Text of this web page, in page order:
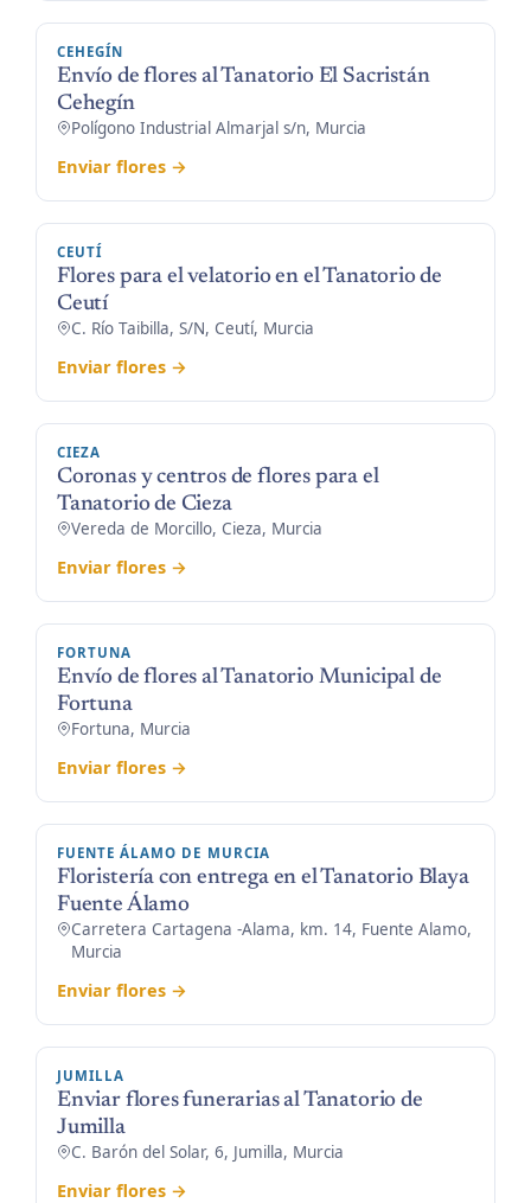
CEHEGÍN
Envío de flores al Tanatorio El Sacristán
Cehegín
Polígono Industrial Almarjal s/n, Murcia
Enviar flores →
CEUTÍ
Flores para el velatorio en el Tanatorio de
Ceutí
C. Río Taibilla, S/N, Ceutí, Murcia
Enviar flores →
CIEZA
Coronas y centros de flores para el
Tanatorio de Cieza
Vereda de Morcillo, Cieza, Murcia
Enviar flores →
FORTUNA
Envío de flores al Tanatorio Municipal de
Fortuna
Fortuna, Murcia
Enviar flores →
FUENTE ÁLAMO DE MURCIA
Floristería con entrega en el Tanatorio Blaya
Fuente Álamo
Carretera Cartagena -Alama, km. 14, Fuente Alamo,
Murcia
Enviar flores →
JUMILLA
Enviar flores funerarias al Tanatorio de
Jumilla
C. Barón del Solar, 6, Jumilla, Murcia
Enviar flores →